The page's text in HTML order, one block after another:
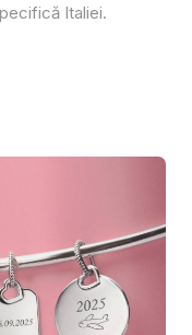
Italiei.